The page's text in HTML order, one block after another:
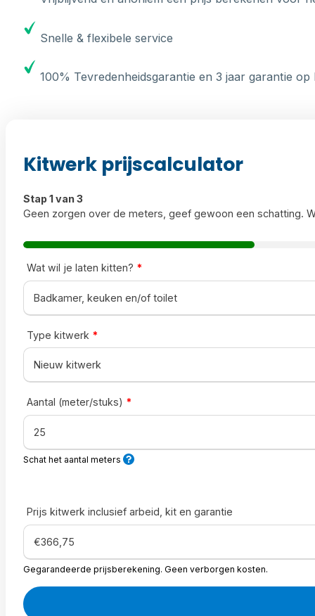
Snelle & flexibele service
100% Tevredenheidsgarantie en 3 jaar garantie
Kitwerk prijscalculator
Stap 1 van 3
Geen zorgen over de meters, geef gewoon een schatting.
Wat wil je laten kitten? *
Type kitwerk *
Aantal (meter/stuks) *
Schat het aantal meters
Prijs kitwerk inclusief arbeid, kit en garantie
Gegarandeerde prijsberekening. Geen verborgen kosten.